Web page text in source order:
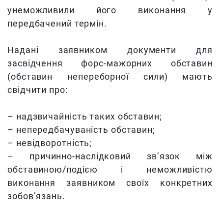
унеможливили його виконання у
передбачений термін.
Надані заявником документи для
засвідчення форс-мажорних обставин
(обставин непереборної сили) мають
свідчити про:
– надзвичайність таких обставин;
– непередбачуваність обставин;
– невідворотність;
– причинно-наслідковий зв’язок між
обставиною/подією і неможливістю
виконання заявником своїх конкретних
зобов’язань.